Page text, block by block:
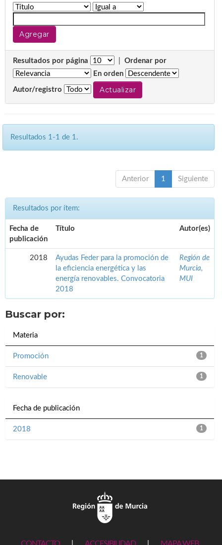
Resultados por página
Ordenar por
En orden
Autor/registro
Resultados 1-1 de 1.
Anterior 1 Siguiente
Resultados por ítem:
Fecha de
publicación
Título Autor(es)
2018
Ayudas Feder para la promoción de
la eficiencia energética y las
energía renovables. Convocatoria
2018
Región de
Murcia,
MUI
Buscar por:
Materia
1
Promoción
1
Renovable
Fecha de publicación
1
2018